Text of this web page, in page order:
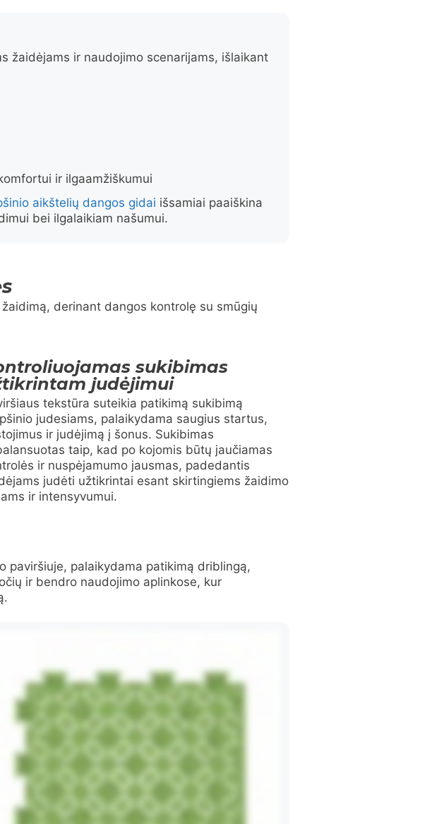
žaidėjams ir naudojimo scenarijams, išlaikant
ir ilgaamžiškumui
aikštelių dangos gidai išsamiai paaiškina
bei ilgalaikiam našumui.
derinant dangos kontrolę su smūgių
sukibimas
judėjimui
tekstūra suteikia patikimą sukibimą
judesiams, palaikydama saugius startus,
ir judėjimą į šonus. Sukibimas
taip, kad po kojomis būtų jaučiamas
ir nuspėjamumo jausmas, padedantis
judėti užtikrintai esant skirtingiems žaidimo
ir intensyvumui.
paviršiuje, palaikydama patikimą driblingą,
ir bendro naudojimo aplinkose, kur